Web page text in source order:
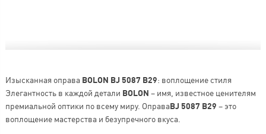
Изысканная оправа BOLON BJ 5087 B29: воплощение стиля
Элегантность в каждой детали BOLON – имя, известное ценителям
премиальной оптики по всему миру. ОправаBJ 5087 B29 – это
воплощение мастерства и безупречного вкуса.